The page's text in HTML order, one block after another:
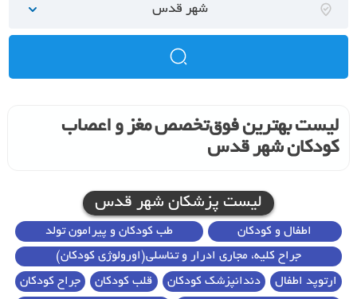
شهر قدس
لیست بهترین فوق‌تخصص مغز و اعصاب
کودکان شهر قدس
لیست پزشکان شهر قدس
اطفال و کودکان
طب کودکان و پیرامون تولد
جراح کلیه، مجاری ادرار و تناسلی(اورولوژی کودکان)
ارتوپد اطفال
دندانپزشک کودکان قلب کودکان
جراح کودکان